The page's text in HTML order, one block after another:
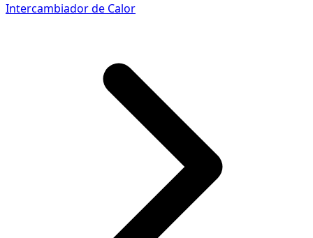
Intercambiador de Calor